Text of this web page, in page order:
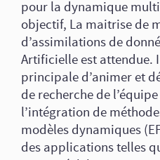
pour la dynamique
objectif, La maitrise de
d’assimilations de
Artificielle est attendue.
principale d’animer et
de recherche de
l’intégration de
modèles dynamiques
des applications telles